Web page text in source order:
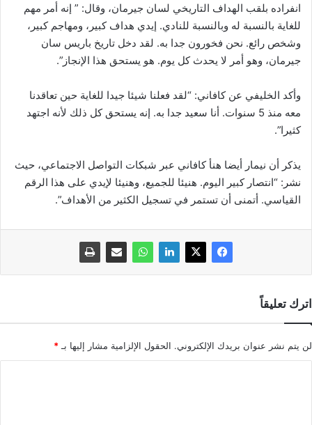
انفراده بلقب الهداف التاريخي لسان جيرمان، وقال: ” إنه أمر مهم
للغاية بالنسبة له وبالنسبة للنادي. إيدي هداف كبير، ومهاجم كبير،
وشخص رائع. نحن فخورون جدا به. لقد دخل تاريخ باريس سان
جيرمان، وهو أمر لا يحدث كل يوم. هو يستحق هذا الإنجاز”.
وأكد الخليفي عن كافاني: “لقد فعلنا شيئا جيدا للغاية حين تعاقدنا
معه منذ 5 سنوات. أنا سعيد جدا به. إنه يستحق كل ذلك لأنه اجتهد
كثيرا”.
يذكر أن نيمار أيضا هنأ كافاني عبر شبكات التواصل الاجتماعي، حيث
نشر: “انتصار كبير اليوم. هنيئا للجميع، وهنيئا لإيدي على هذا الرقم
القياسي. أتمنى أن تستمر في تسجيل الكثير من الأهداف”.
اترك تعليقاً
لن يتم نشر عنوان بريدك الإلكتروني. الحقول الإلزامية مشار إليها بـ *